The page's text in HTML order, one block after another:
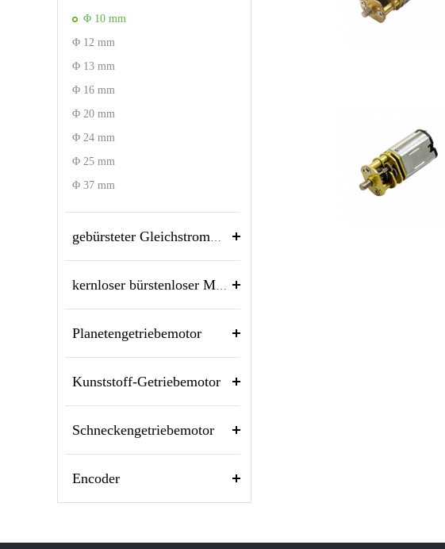
Φ 10 mm
Φ 12 mm
Φ 13 mm
Φ 16 mm
Φ 20 mm
Φ 24 mm
Φ 25 mm
Φ 37 mm
Planetengetriebemotor
Kunststoff-Getriebemotor
Schneckengetriebemotor
Encoder